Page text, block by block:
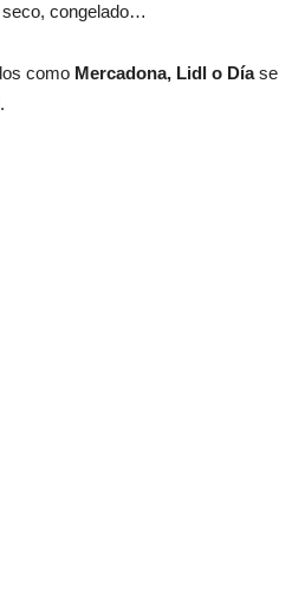
congelado…
como Mercadona, Lidl o Díase